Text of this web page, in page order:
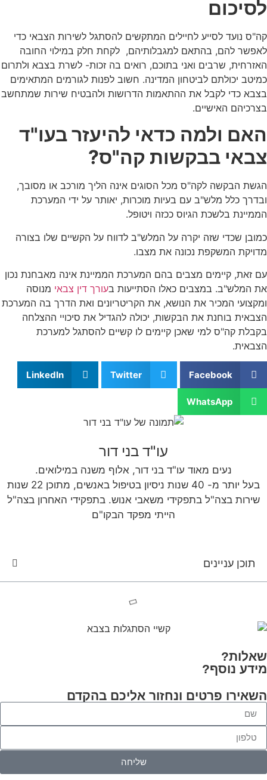
לסיכום
קה"ס נועד לסייע לחיילים המתקשים להסתגל לשירות הצבאי כדי
לאפשר להם, בהתאם למגבלותיהם, לקחת חלק במילוי החובה
האזרחית, שרבים ואני בתוכם, רואים בה זכות- לשרת בצבא ולתרום
כמיטב יכולתם לביטחון המדינה. חשוב לפנות לגורמים המתאימים
בצבא כדי לקבל את ההתאמות הדרושות ולהבטיח שירות שמתחשב
בצרכיהם האישיים.
האם ולמה כדאי להיעזר בעו"ד
צבאי בבקשות קה"ס?
הגשת הבקשה לקה"ס מכל הסוגים אינה הליך מורכב או מסובך,
ובדרך כלל מלש"ב עם בעיות מוכרות, יאותר על ידי המערכת
הממיינת בלשכת הגיוס ככזה ויטופל.
כמובן שכדי שזה יקרה על המלש"ב לדווח על הקשיים שלו בצורה
מדויקת המשקפת נכונה את מצבו.
עם זאת, קיימים מצבים בהם המערכת הממיינת אינה מאבחנת נכון
את המלש"ב. במצבים כאלו הסתייעות בעורך דין צבאי מנוסה
ומקצועי המכיר את הנושא, את הקריטריונים ואת הדרך בה המערכת
הצבאית בוחנת את הבקשות, יכולה להגדיל את סיכויי ההצלחה
בקבלת קה"ס למי שאכן קיימים לו קשיים להסתגל למערכת
הצבאית.
Facebook
Twitter
LinkedIn
WhatsApp
עו"ד בני דור
נעים מאוד עו"ד בני דור, אלוף משנה במילואים.
בעל יותר מ- 40 שנות ניסיון בטיפול באנשים, מתוכן 22 שנות
שירות בצה"ל בתפקידי משאבי אנוש. בתפקידי האחרון בצה"ל
הייתי מפקד הבקו"ם
תוכן עניינים
שאלות?
מידע נוסף?
השאירו פרטים ונחזור אליכם בהקדם
שליחה